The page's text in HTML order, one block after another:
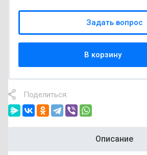
В корзину
Задать вопрос
Поделиться:
Описание